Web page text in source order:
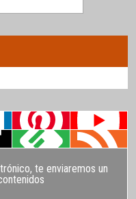
te enviaremos un